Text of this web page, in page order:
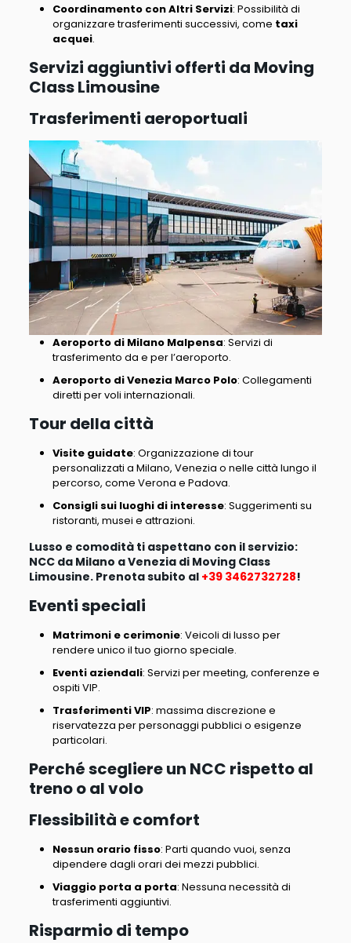
Coordinamento con Altri Servizi: Possibilità di
organizzare trasferimenti successivi, come taxi
acquei.
Servizi aggiuntivi offerti da Moving
Class Limousine
Trasferimenti aeroportuali
Aeroporto di Milano Malpensa: Servizi di
trasferimento da e per l’aeroporto.
Aeroporto di Venezia Marco Polo: Collegamenti
diretti per voli internazionali.
Tour della città
Visite guidate: Organizzazione di tour
personalizzati a Milano, Venezia o nelle città lungo il
percorso, come Verona e Padova.
Consigli sui luoghi di interesse: Suggerimenti su
ristoranti, musei e attrazioni.
Lusso e comodità ti aspettano con il servizio:
NCC da Milano a Venezia di Moving Class
Limousine. Prenota subito al +39 3462732728!
Eventi speciali
Matrimoni e cerimonie: Veicoli di lusso per
rendere unico il tuo giorno speciale.
Eventi aziendali: Servizi per meeting, conferenze e
ospiti VIP.
Trasferimenti VIP: massima discrezione e
riservatezza per personaggi pubblici o esigenze
particolari.
Perché scegliere un NCC rispetto al
treno o al volo
Flessibilità e comfort
Nessun orario fisso: Parti quando vuoi, senza
dipendere dagli orari dei mezzi pubblici.
Viaggio porta a porta: Nessuna necessità di
trasferimenti aggiuntivi.
Risparmio di tempo